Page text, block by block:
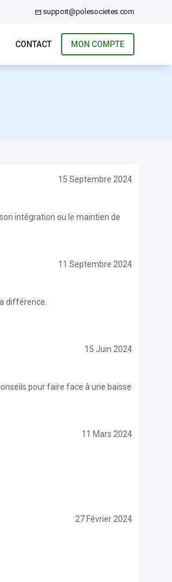
support@polesocietes.com
CONTACT MON COMPTE
15 Septembre 2024
intégration ou le maintien de
11 Septembre 2024
différence.
15 Juin 2024
pour faire face à une baisse
11 Mars 2024
27 Février 2024